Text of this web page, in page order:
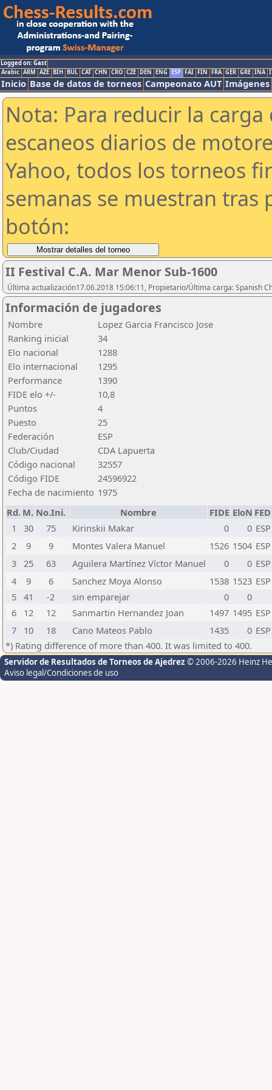
Logged on: Gast
Arabic ARM AZE BIH BUL CAT CHN CRO CZE DEN ENG ESP FAI FIN FRA GER GRE INA
Inicio Base de datos de torneos Campeonato AUT Imágenes
Nota: Para reducir la
escaneos diarios de
Yahoo, todos los torneos
semanas se muestran tras
botón:
II Festival C.A. Mar Menor Sub-1600
Última actualización17.06.2018 15:06:11, Propietario/Última carga: Spanish
Información de jugadores
Nombre
Lopez Garcia Francisco Jose
Ranking inicial
34
Elo nacional
1288
Elo internacional
1295
Performance
1390
FIDE elo +/-
10,8
Puntos
4
Puesto
25
Federación
ESP
Club/Ciudad
CDA Lapuerta
Código nacional
32557
Código FIDE
24596922
Fecha de nacimiento 1975
Rd. M. No.Ini. Nombre FIDE EloN FED
1
30 75 Kirinskii Makar 0 0 ESP
2
9 9 Montes Valera Manuel 1526 1504 ESP
3 25 63 Aguilera Martínez Víctor Manuel 0 0 ESP
4
9 6 Sanchez Moya Alonso 1538 1523 ESP
5 41 -2 sin emparejar 0
0
6
12 12 Sanmartin Hernandez Joan 1497 1495 ESP
7
10 18 Cano Mateos Pablo 1435 0 ESP
*) Rating difference of more than 400. It was limited to 400.
Servidor de Resultados de Torneos de Ajedrez © 2006-2026 Heinz
Aviso legal/Condiciones de uso